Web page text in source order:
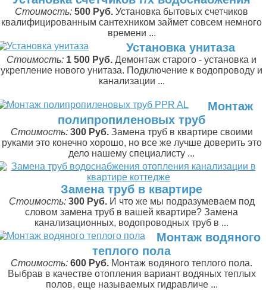
Стоимость: 500 Руб. Установка бытовых счетчиков
квалифицированным сантехником займет совсем немного
времени ...
Установка унитаза
Стоимость: 1 500 Руб. Демонтаж старого - установка и
укрепление нового унитаза. Подключение к водопроводу и
канализации ...
Монтаж
полипропиленовых труб
Стоимость: 300 Руб. Замена труб в квартире своими
руками это конечно хорошо, но все же лучше доверить это
дело нашему специалисту ...
Замена труб в квартире
Стоимость: 300 Руб. И что же мы подразумеваем под
словом замена труб в вашей квартире? Замена
канализационных, водопроводных труб в ...
Монтаж водяного
теплого пола
Стоимость: 600 Руб. Монтаж водяного теплого пола.
Выбрав в качестве отопления вариант водяных теплых
полов, еще называемых гидравличе ...